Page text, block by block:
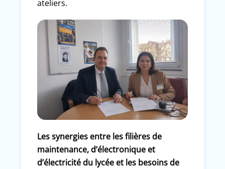
ateliers.
Les synergies entre les filières de
maintenance, d’électronique et
d’électricité du lycée et les besoins de